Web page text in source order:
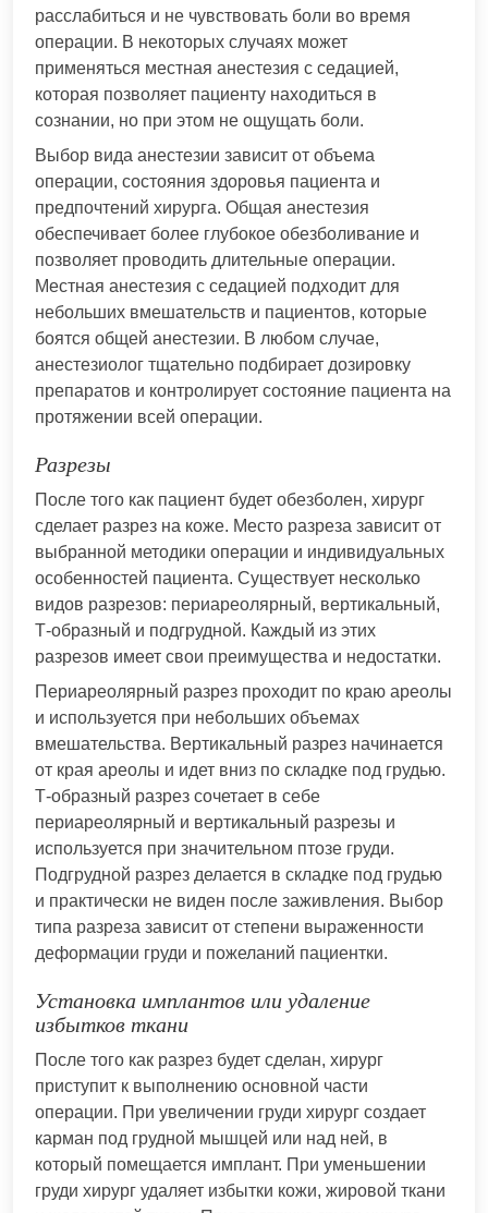
расслабиться и не чувствовать боли во время
операции. В некоторых случаях может
применяться местная анестезия с седацией,
которая позволяет пациенту находиться в
сознании, но при этом не ощущать боли.
Выбор вида анестезии зависит от объема
операции, состояния здоровья пациента и
предпочтений хирурга. Общая анестезия
обеспечивает более глубокое обезболивание и
позволяет проводить длительные операции.
Местная анестезия с седацией подходит для
небольших вмешательств и пациентов, которые
боятся общей анестезии. В любом случае,
анестезиолог тщательно подбирает дозировку
препаратов и контролирует состояние пациента на
протяжении всей операции.
Разрезы
После того как пациент будет обезболен, хирург
сделает разрез на коже. Место разреза зависит от
выбранной методики операции и индивидуальных
особенностей пациента. Существует несколько
видов разрезов: периареолярный, вертикальный,
Т-образный и подгрудной. Каждый из этих
разрезов имеет свои преимущества и недостатки.
Периареолярный разрез проходит по краю ареолы
и используется при небольших объемах
вмешательства. Вертикальный разрез начинается
от края ареолы и идет вниз по складке под грудью.
Т-образный разрез сочетает в себе
периареолярный и вертикальный разрезы и
используется при значительном птозе груди.
Подгрудной разрез делается в складке под грудью
и практически не виден после заживления. Выбор
типа разреза зависит от степени выраженности
деформации груди и пожеланий пациентки.
Установка имплантов или удаление
избытков ткани
После того как разрез будет сделан, хирург
приступит к выполнению основной части
операции. При увеличении груди хирург создает
карман под грудной мышцей или над ней, в
который помещается имплант. При уменьшении
груди хирург удаляет избытки кожи, жировой ткани